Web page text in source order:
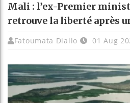
Mali : l’ex-Premier
retrouve la liberté après
Fatoumata Diallo 01 Aug